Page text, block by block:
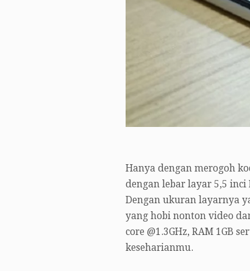
Hanya dengan merogoh
dengan lebar layar 5,5 inci
Dengan ukuran layarnya
yang hobi nonton video
core @1.3GHz, RAM 1GB
keseharianmu.